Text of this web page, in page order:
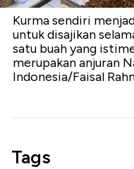
Kurma sendiri
untuk disajikan
satu buah yang
merupakan anjuran
Indonesia/Faisal
Tags